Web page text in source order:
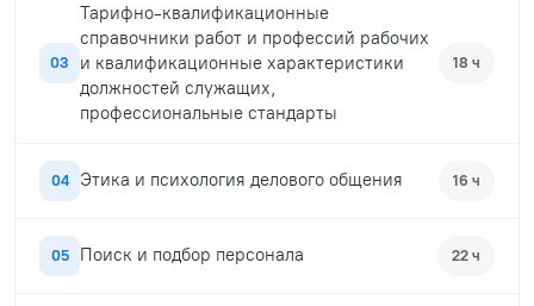
03
Тарифно-квалификационные
справочники работ и профессий рабочих
и квалификационные характеристики
должностей служащих,
профессиональные стандарты
18 ч
04 Этика и психология делового общения 16 ч
05 Поиск и подбор персонала 22 ч